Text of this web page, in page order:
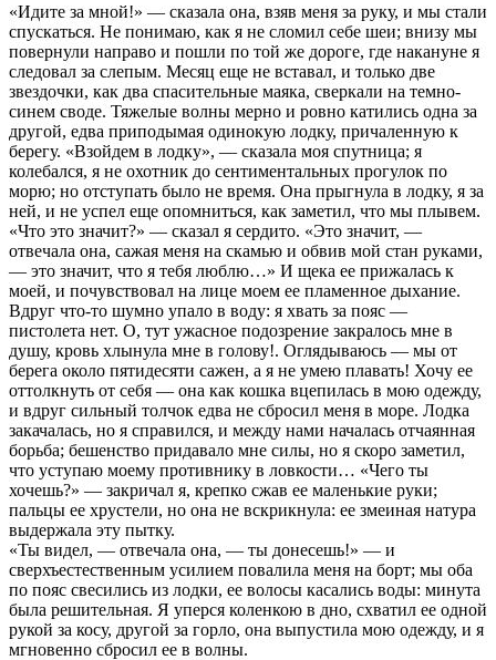
«Идите за мной!» — сказала она, взяв меня за руку, и мы стали
спускаться. Не понимаю, как я не сломил себе шеи; внизу мы
повернули направо и пошли по той же дороге, где накануне я
следовал за слепым. Месяц еще не вставал, и только две
звездочки, как два спасительные маяка, сверкали на темно-
синем своде. Тяжелые волны мерно и ровно катились одна за
другой, едва приподымая одинокую лодку, причаленную к
берегу. «Взойдем в лодку», — сказала моя спутница; я
колебался, я не охотник до сентиментальных прогулок по
морю; но отступать было не время. Она прыгнула в лодку, я за
ней, и не успел еще опомниться, как заметил, что мы плывем.
«Что это значит?» — сказал я сердито. «Это значит, —
отвечала она, сажая меня на скамью и обвив мой стан руками,
— это значит, что я тебя люблю…» И щека ее прижалась к
моей, и почувствовал на лице моем ее пламенное дыхание.
Вдруг что-то шумно упало в воду: я хвать за пояс —
пистолета нет. О, тут ужасное подозрение закралось мне в
душу, кровь хлынула мне в голову!. Оглядываюсь — мы от
берега около пятидесяти сажен, а я не умею плавать! Хочу ее
оттолкнуть от себя — она как кошка вцепилась в мою одежду,
и вдруг сильный толчок едва не сбросил меня в море. Лодка
закачалась, но я справился, и между нами началась отчаянная
борьба; бешенство придавало мне силы, но я скоро заметил,
что уступаю моему противнику в ловкости… «Чего ты
хочешь?» — закричал я, крепко сжав ее маленькие руки;
пальцы ее хрустели, но она не вскрикнула: ее змеиная натура
выдержала эту пытку.
«Ты видел, — отвечала она, — ты донесешь!» — и
сверхъестественным усилием повалила меня на борт; мы оба
по пояс свесились из лодки, ее волосы касались воды: минута
была решительная. Я уперся коленкою в дно, схватил ее одной
рукой за косу, другой за горло, она выпустила мою одежду, и я
мгновенно сбросил ее в волны.